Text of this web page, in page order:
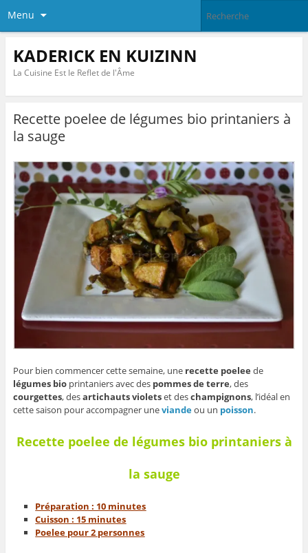
Menu
KADERICK EN KUIZINN
La Cuisine Est le Reflet de l'Âme
Recette poelee de légumes bio printaniers à
la sauge
Pour bien commencer cette semaine, une recette poelee de
légumes bioprintaniers avec des pommes de terre, des
courgettes, desartichauts violetset deschampignons, l’idéal en
cette saison pour accompagner uneviandeou un poisson.
Recette poelee de légumes bio printaniers à
la sauge
Préparation : 10 minutes
Cuisson : 15 minutes
Poelee pour 2 personnes